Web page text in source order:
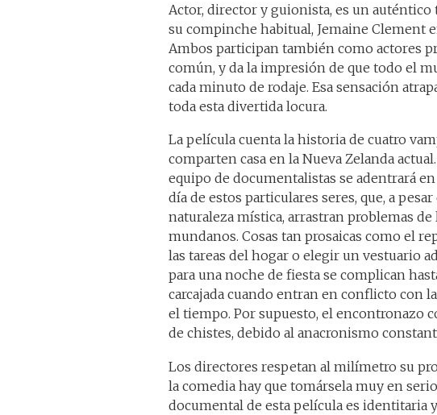
Actor, director y guionista, es un
su compinche habitual, Jemaine Clement
Ambos participan también como actores
común, y da la impresión de que todo el
cada minuto de rodaje. Esa sensación
toda esta divertida locura.
La película cuenta la historia de cuatro
comparten casa en la Nueva Zelanda
equipo de documentalistas se adentrará en
día de estos particulares seres, que, a pesar
naturaleza mística, arrastran problemas de
mundanos. Cosas tan prosaicas como el
las tareas del hogar o elegir un vestuario
para una noche de fiesta se complican
carcajada cuando entran en conflicto con
el tiempo. Por supuesto, el encontronazo
de chistes, debido al anacronismo
Los directores respetan al milímetro su
la comedia hay que tomársela muy en
documental de esta película es